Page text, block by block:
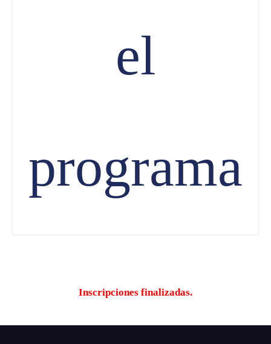
el
programa
Inscripciones finalizadas.